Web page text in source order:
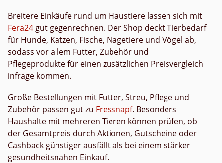
Breitere Einkäufe rund um Haustiere lassen sich mit
Fera24 gut gegenrechnen. Der Shop deckt Tierbedarf
für Hunde, Katzen, Fische, Nagetiere und Vögel ab,
sodass vor allem Futter, Zubehör und
Pflegeprodukte für einen zusätzlichen Preisvergleich
infrage kommen.
Große Bestellungen mit Futter, Streu, Pflege und
Zubehör passen gut zu Fressnapf. Besonders
Haushalte mit mehreren Tieren können prüfen, ob
der Gesamtpreis durch Aktionen, Gutscheine oder
Cashback günstiger ausfällt als bei einem stärker
gesundheitsnahen Einkauf.